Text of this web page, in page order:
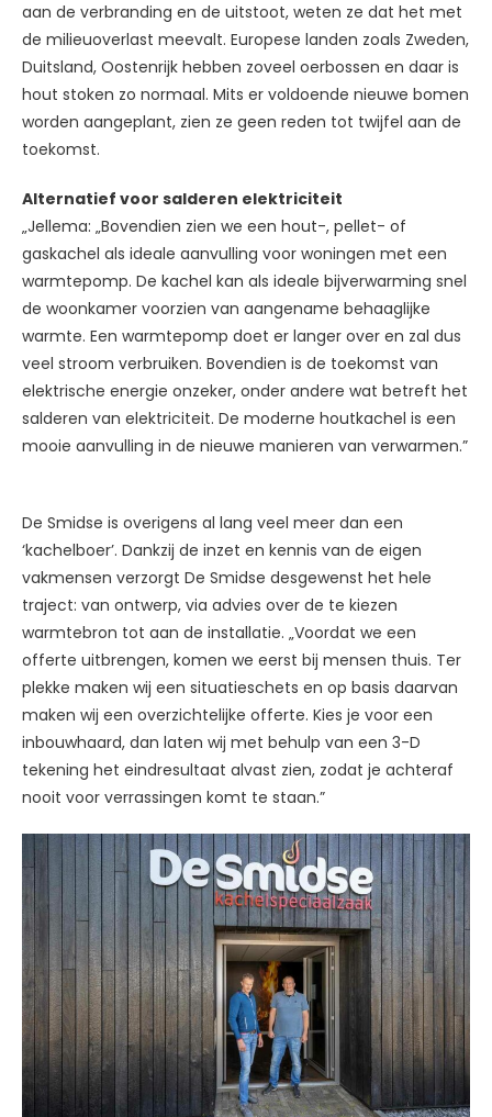
aan de verbranding en de uitstoot, weten ze dat het met
de milieuoverlast meevalt. Europese landen zoals Zweden,
Duitsland, Oostenrijk hebben zoveel oerbossen en daar is
hout stoken zo normaal. Mits er voldoende nieuwe bomen
worden aangeplant, zien ze geen reden tot twijfel aan de
toekomst.
Alternatief voor salderen elektriciteit
„Jellema: „Bovendien zien we een hout-, pellet- of
gaskachel als ideale aanvulling voor woningen met een
warmtepomp. De kachel kan als ideale bijverwarming snel
de woonkamer voorzien van aangename behaaglijke
warmte. Een warmtepomp doet er langer over en zal dus
veel stroom verbruiken. Bovendien is de toekomst van
elektrische energie onzeker, onder andere wat betreft het
salderen van elektriciteit. De moderne houtkachel is een
mooie aanvulling in de nieuwe manieren van verwarmen.”
De Smidse is overigens al lang veel meer dan een
‘kachelboer’. Dankzij de inzet en kennis van de eigen
vakmensen verzorgt De Smidse desgewenst het hele
traject: van ontwerp, via advies over de te kiezen
warmtebron tot aan de installatie. „Voordat we een
offerte uitbrengen, komen we eerst bij mensen thuis. Ter
plekke maken wij een situatieschets en op basis daarvan
maken wij een overzichtelijke offerte. Kies je voor een
inbouwhaard, dan laten wij met behulp van een 3-D
tekening het eindresultaat alvast zien, zodat je achteraf
nooit voor verrassingen komt te staan.”